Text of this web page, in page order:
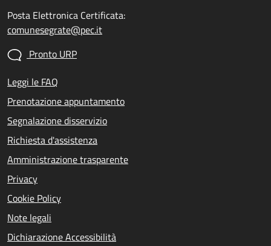
Posta Elettronica Certificata:
comunesegrate@pec.it
Pronto URP
Leggi le FAQ
Prenotazione appuntamento
Segnalazione disservizio
Richiesta d'assistenza
Amministrazione trasparente
Privacy
Cookie Policy
Note legali
Dichiarazione Accessibilità